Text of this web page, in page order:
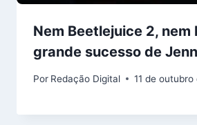
Nem Beetlejuice 2, nem
grande sucesso de
Por Redação Digital 11 de